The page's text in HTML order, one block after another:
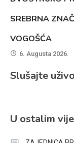
SREBRNA
VOGOŠĆA
6. Augusta 2026.
Slušajte
U ostalim